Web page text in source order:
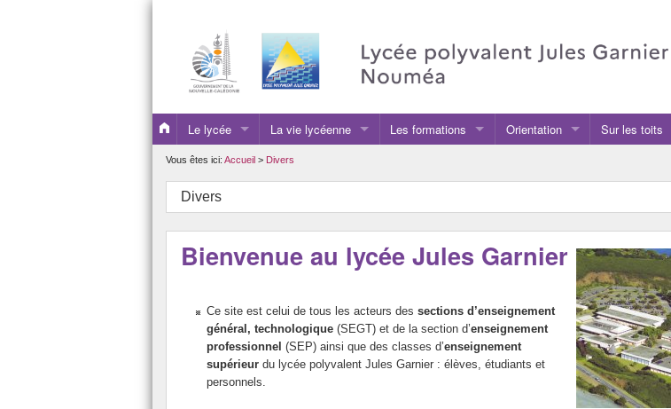
Le lycée
Présentation
Équipes
Ressources informatiques
La vie lycéenne
CDI
Infirmerie et santé
Orientation
Vie Educative et Sociale
Les formations
Seconde
Présentation des formations
Dossiers de candidature
Orientation Sur les toits
Vous êtes ici: Accueil > Divers
Divers
Bienvenue au lycée Jules Garnier
Ce site est celui de tous les acteurs des sections d’enseignement
général, technologique(SEGT) et de la section d’enseignement
professionnel (SEP) ainsi que des classes d’enseignement
supérieurdu lycée polyvalent Jules Garnier : élèves, étudiants et
personnels.